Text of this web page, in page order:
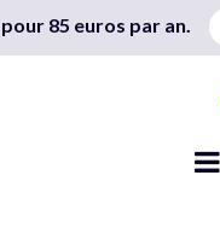
85 euros par an.